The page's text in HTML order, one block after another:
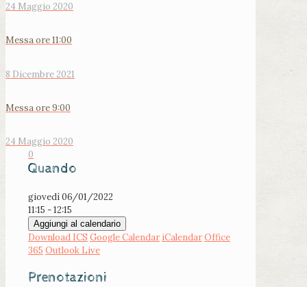
24 Maggio 2020
Messa ore 11:00
8 Dicembre 2021
Messa ore 9:00
24 Maggio 2020
0
Quando
giovedì 06/01/2022
11:15 - 12:15
Aggiungi al calendario
Download ICS Google Calendar iCalendarOffice
365 Outlook Live
Prenotazioni